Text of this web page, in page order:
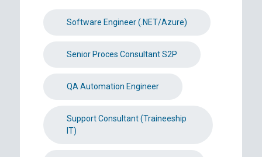
Software Engineer (.NET/Azure)
Senior Proces Consultant S2P
QA Automation Engineer
Support Consultant (Traineeship
IT)